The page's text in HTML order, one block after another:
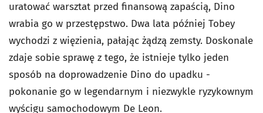
uratować warsztat przed finansową zapaścią, Dino
wrabia go w przestępstwo. Dwa lata później Tobey
wychodzi z więzienia, pałając żądzą zemsty. Doskonale
zdaje sobie sprawę z tego, że istnieje tylko jeden
sposób na doprowadzenie Dino do upadku -
pokonanie go w legendarnym i niezwykle ryzykownym
wyścigu samochodowym De Leon.